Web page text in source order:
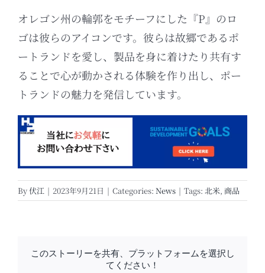
オレゴン州の輪郭をモチーフにした『P』のロ
ゴは彼らのアイコンです。彼らは故郷であるポ
ートランドを愛し、製品を身に着けたり共有す
ることで心が動かされる体験を作り出し、ポー
トランドの魅力を発信しています。
By伏江 | 2023年9月21日 | Categories: News | Tags: 北米, 商品
このストーリーを共有、プラットフォームを選択し
てください！